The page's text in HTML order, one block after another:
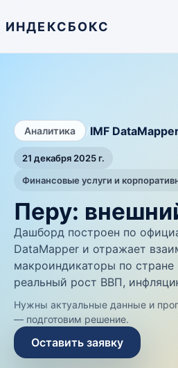
ИНДЕКСБОКС
Аналитика IMF
21 декабря 2025 г.
Финансовые услуги и
Перу:
Дашборд построен по
DataMapper и отражает
макроиндикаторы по стране
реальный рост ВВП,
Нужны актуальные данные и
— подготовим решение.
Оставить заявку